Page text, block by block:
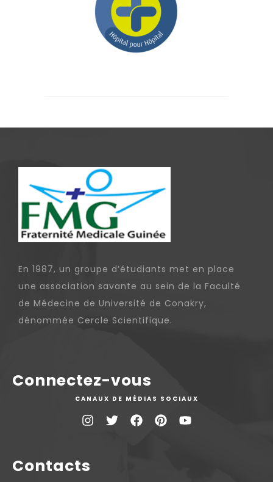
En 1987, un groupe d’étudiants met en place
une association savante au sein de la Faculté
de Médecine de Université de Conakry,
dénommée Cercle Scientifique.
Connectez-vous
CANAUX DE MÉDIAS SOCIAUX
Contacts